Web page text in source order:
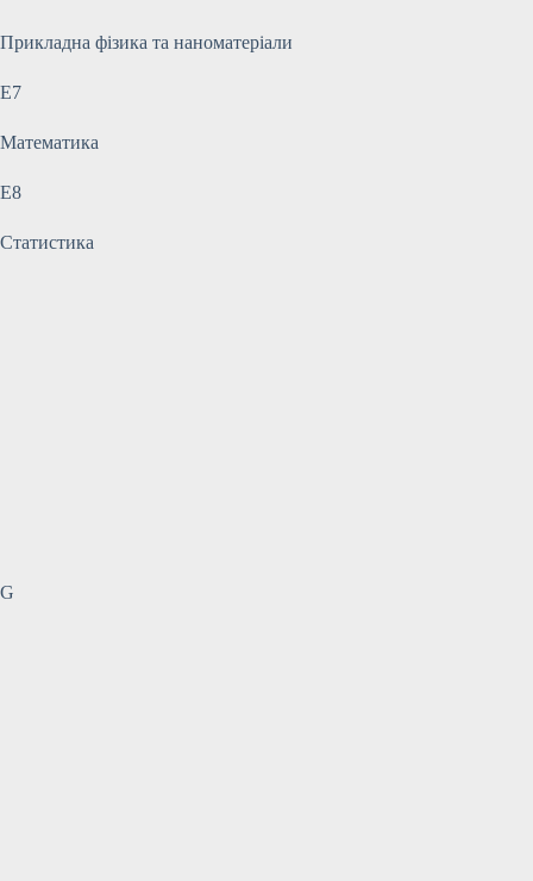
Прикладна фізика та наноматеріали
E7
Математика
E8
Статистика
G